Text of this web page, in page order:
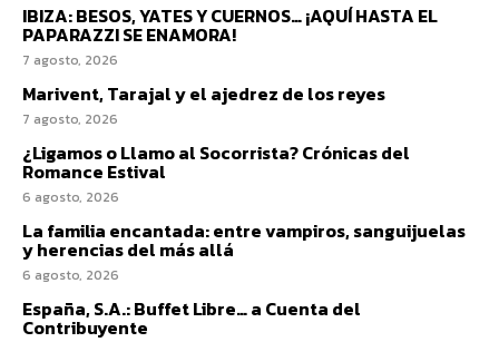
IBIZA: BESOS, YATES Y CUERNOS… ¡AQUÍ HASTA EL
PAPARAZZI SE ENAMORA!
7 agosto, 2026
Marivent, Tarajal y el ajedrez de los reyes
7 agosto, 2026
¿Ligamos o Llamo al Socorrista? Crónicas del
Romance Estival
6 agosto, 2026
La familia encantada: entre vampiros, sanguijuelas
y herencias del más allá
6 agosto, 2026
España, S.A.: Buffet Libre… a Cuenta del
Contribuyente